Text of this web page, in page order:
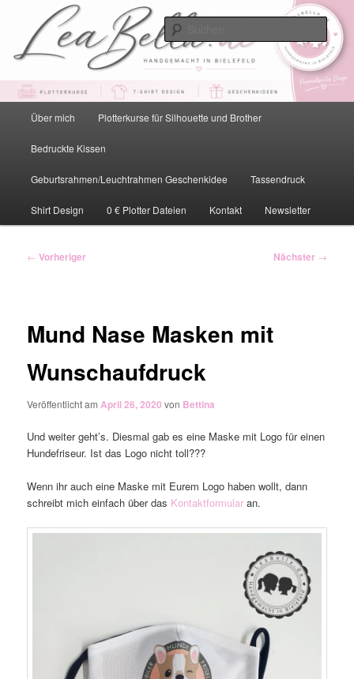
primären
springenLeaBella.de – Handgemacht in
Bielefeld
HauptmenüÜber mich Plotterkurse für Silhouette und Brother
Bedruckte Kissen
Geburtsrahmen/Leuchtrahmen Geschenkidee Tassendruck
Shirt Design 0 € Plotter Dateien Kontakt Newsletter
Beitragsnavigation
← Vorheriger Nächster →
Mund Nase Masken mit
Wunschaufdruck
Veröffentlicht am April 26, 2020 von Bettina
Und weiter geht’s. Diesmal gab es eine Maske mit Logo für einen
Hundefriseur. Ist das Logo nicht toll???
Wenn ihr auch eine Maske mit Eurem Logo haben wollt, dann
schreibt mich einfach über das Kontaktformular an.